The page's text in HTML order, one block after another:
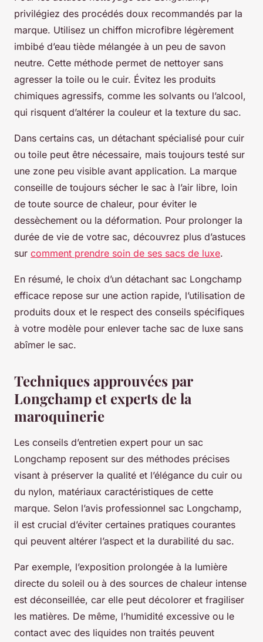
privilégiez des procédés doux recommandés par la
marque. Utilisez un chiffon microfibre légèrement
imbibé d’eau tiède mélangée à un peu de savon
neutre. Cette méthode permet de nettoyer sans
agresser la toile ou le cuir. Évitez les produits
chimiques agressifs, comme les solvants ou l’alcool,
qui risquent d’altérer la couleur et la texture du sac.
Dans certains cas, un détachant spécialisé pour cuir
ou toile peut être nécessaire, mais toujours testé sur
une zone peu visible avant application. La marque
conseille de toujours sécher le sac à l’air libre, loin
de toute source de chaleur, pour éviter le
dessèchement ou la déformation. Pour prolonger la
durée de vie de votre sac, découvrez plus d’astuces
sur comment prendre soin de ses sacs de luxe.
En résumé, le choix d’un détachant sac Longchamp
efficace repose sur une action rapide, l’utilisation de
produits doux et le respect des conseils spécifiques
à votre modèle pour enlever tache sac de luxe sans
abîmer le sac.
Techniques approuvées par
Longchamp et experts de la
maroquinerie
Les conseils d’entretien expert pour un sac
Longchamp reposent sur des méthodes précises
visant à préserver la qualité et l’élégance du cuir ou
du nylon, matériaux caractéristiques de cette
marque. Selon l’avis professionnel sac Longchamp,
il est crucial d’éviter certaines pratiques courantes
qui peuvent altérer l’aspect et la durabilité du sac.
Par exemple, l’exposition prolongée à la lumière
directe du soleil ou à des sources de chaleur intense
est déconseillée, car elle peut décolorer et fragiliser
les matières. De même, l’humidité excessive ou le
contact avec des liquides non traités peuvent